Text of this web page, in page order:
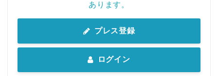
あります。
プレス登録
ログイン